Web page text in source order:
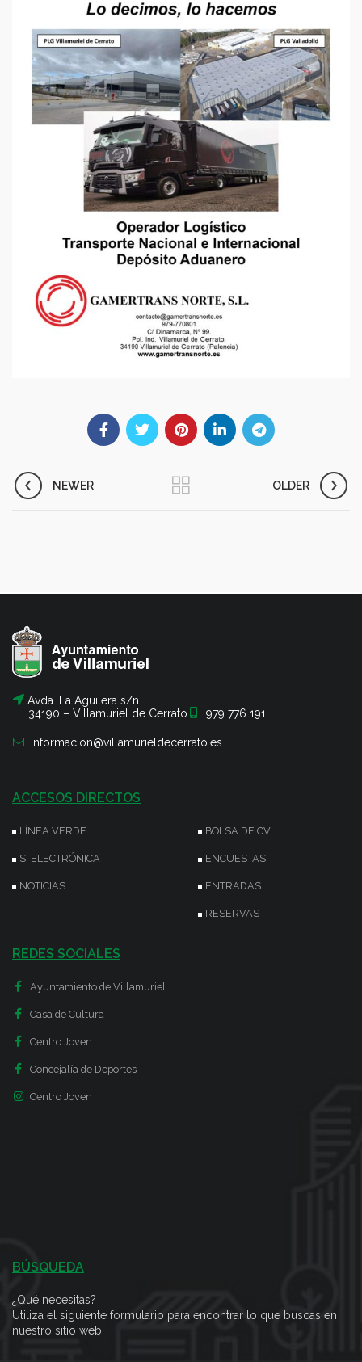
NEWER OLDER
Avda. La Aguilera s/n
34190 – Villamuriel de Cerrato
979 776 191
informacion@villamurieldecerrato.es
ACCESOS DIRECTOS
LÍNEA VERDE
S. ELECTRÓNICA
NOTICIAS
BOLSA DE CV
ENCUESTAS
ENTRADAS
RESERVAS
REDES SOCIALES
Ayuntamiento de Villamuriel
Casa de Cultura
Centro Joven
Concejalía de Deportes
Centro Joven
BÚSQUEDA
¿Qué necesitas?
Utiliza el siguiente formulario para encontrar lo que buscas en
nuestro sitio web